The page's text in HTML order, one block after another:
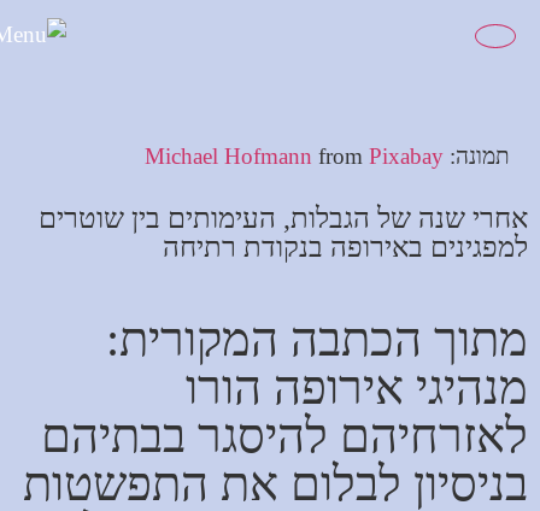
תמונה: Michael Hofmann from Pixabay
אחרי שנה של הגבלות, העימותים בין שוטרים
למפגינים באירופה בנקודת רתיחה
מתוך הכתבה המקורית:
מנהיגי אירופה הורו
לאזרחיהם להיסגר בבתיהם
בניסיון לבלום את התפשטות